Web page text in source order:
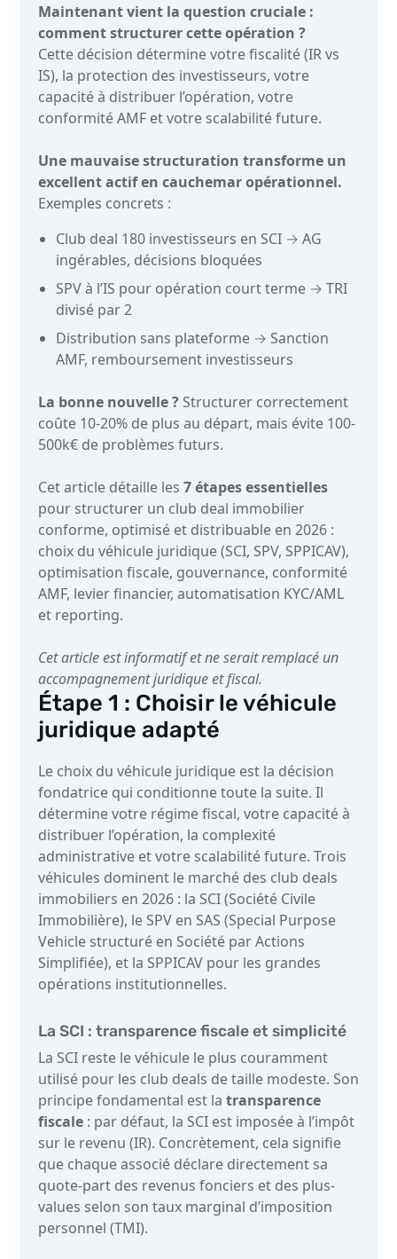
Maintenant vient la question cruciale :
comment structurer cette opération ?
Cette décision détermine votre fiscalité (IR vs
IS), la protection des investisseurs, votre
capacité à distribuer l’opération, votre
conformité AMF et votre scalabilité future.
Une mauvaise structuration transforme un
excellent actif en cauchemar opérationnel.
Exemples concrets :
Club deal 180 investisseurs en SCI → AG
ingérables, décisions bloquées
SPV à l’IS pour opération court terme → TRI
divisé par 2
Distribution sans plateforme → Sanction
AMF, remboursement investisseurs
La bonne nouvelle ?Structurer correctement
coûte 10-20% de plus au départ, mais évite 100-
500k€ de problèmes futurs.
Cet article détaille les 7 étapes essentielles
pour structurer un club deal immobilier
conforme, optimisé et distribuable en 2026 :
choix du véhicule juridique (SCI, SPV, SPPICAV),
optimisation fiscale, gouvernance, conformité
AMF, levier financier, automatisation KYC/AML
et reporting.
Cet article est informatif et ne serait remplacé un
accompagnement juridique et fiscal.
Étape 1 : Choisir le véhicule
juridique adapté
Le choix du véhicule juridique est la décision
fondatrice qui conditionne toute la suite. Il
détermine votre régime fiscal, votre capacité à
distribuer l’opération, la complexité
administrative et votre scalabilité future. Trois
véhicules dominent le marché des club deals
immobiliers en 2026 : la SCI (Société Civile
Immobilière), le SPV en SAS (Special Purpose
Vehicle structuré en Société par Actions
Simplifiée), et la SPPICAV pour les grandes
opérations institutionnelles.
La SCI : transparence fiscale et simplicité
La SCI reste le véhicule le plus couramment
utilisé pour les club deals de taille modeste. Son
principe fondamental est la transparence
fiscale: par défaut, la SCI est imposée à l’impôt
sur le revenu (IR). Concrètement, cela signifie
que chaque associé déclare directement sa
quote-part des revenus fonciers et des plus-
values selon son taux marginal d’imposition
personnel (TMI).